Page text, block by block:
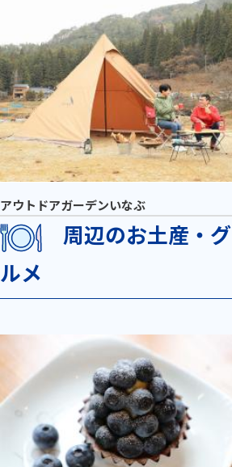
アウトドアガーデンいなぶ
周辺のお土産・グ
ルメ